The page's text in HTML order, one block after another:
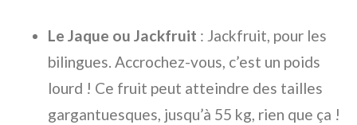
Le Jaque ou Jackfruit : Jackfruit, pour les
bilingues. Accrochez-vous, c’est un poids
lourd ! Ce fruit peut atteindre des tailles
gargantuesques, jusqu’à 55 kg, rien que ça !